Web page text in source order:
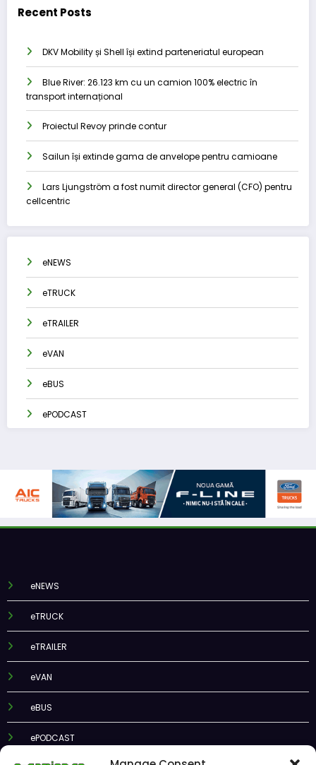
Recent Posts
DKV Mobility și Shell își extind parteneriatul european
Blue River: 26.123 km cu un camion 100% electric în
transport internațional
Proiectul Revoy prinde contur
Sailun își extinde gama de anvelope pentru camioane
Lars Ljungström a fost numit director general (CFO) pentru
cellcentric
eNEWS
eTRUCK
eTRAILER
eVAN
eBUS
ePODCAST
eNEWS
eTRUCK
eTRAILER
eVAN
eBUS
ePODCAST